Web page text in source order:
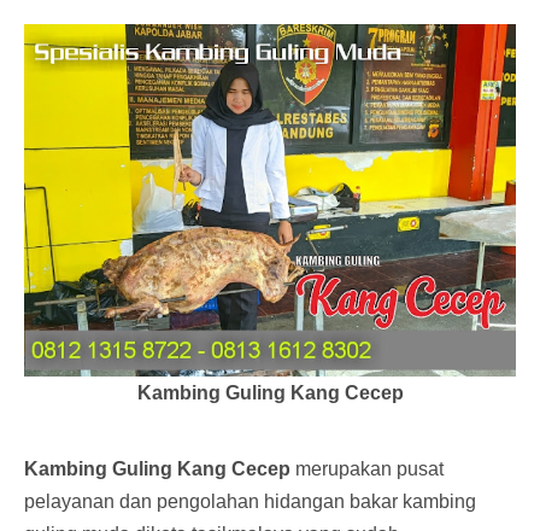
Kambing Guling Kang Cecep
Kambing Guling Kang Cecep merupakan pusat
pelayanan dan pengolahan hidangan bakar kambing